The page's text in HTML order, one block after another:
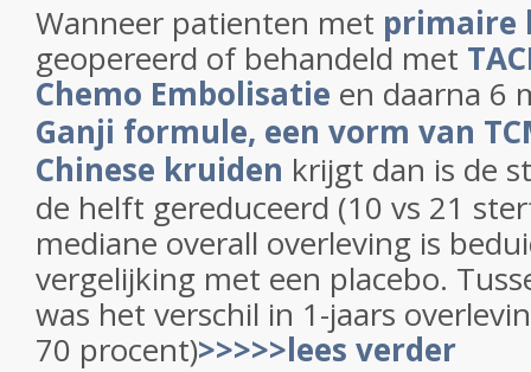
Wanneer patienten met primaire
geopereerd of behandeld met
Chemo Embolisatie en daarna 6
Ganji formule, een vorm van
Chinese kruiden krijgt dan is de
de helft gereduceerd (10 vs 21
mediane overall overleving is
vergelijking met een placebo.
was het verschil in 1-jaars
70 procent)>>>>>lees verder